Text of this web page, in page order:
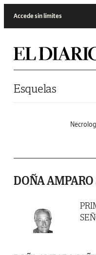
Accede sin límites
Esquelas
DOÑA